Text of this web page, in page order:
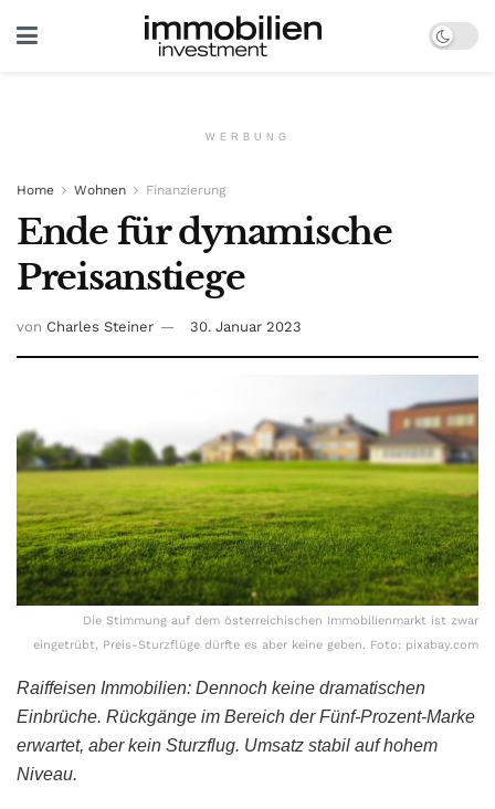
WERBUNG
Home Wohnen Finanzierung
Ende für dynamische
Preisanstiege
von Charles Steiner 30. Januar 2023
Die Stimmung auf dem österreichischen Immobilienmarkt ist zwar
eingetrübt, Preis-Sturzflüge dürfte es aber keine geben. Foto: pixabay.com
Raiffeisen Immobilien: Dennoch keine dramatischen
Einbrüche. Rückgänge im Bereich der Fünf-Prozent-Marke
erwartet, aber kein Sturzflug. Umsatz stabil auf hohem
Niveau.